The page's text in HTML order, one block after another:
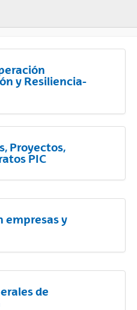
y Resiliencia-
Proyectos,
PIC
empresas y
de